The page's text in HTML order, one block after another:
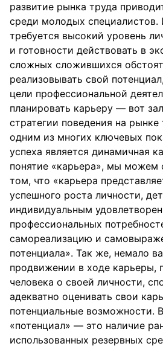
развитие рынка труда
среди молодых специалистов.
требуется высокий уровень
и готовности действовать в
сложных сложившихся
реализовывать свой
цели профессиональной
планировать карьеру — вот
стратегии поведения на
одним из многих ключевых
успеха является динамичная
понятие «карьера», мы можем
том, что «карьера
успешного роста личности,
индивидуальным
профессиональных
самореализацию и
потенциала». Так же, немало
продвижении в ходе карьеры,
человека о своей личности,
адекватно оценивать свои
потенциальные возможности.
«потенциал» — это наличие
использованных резервных